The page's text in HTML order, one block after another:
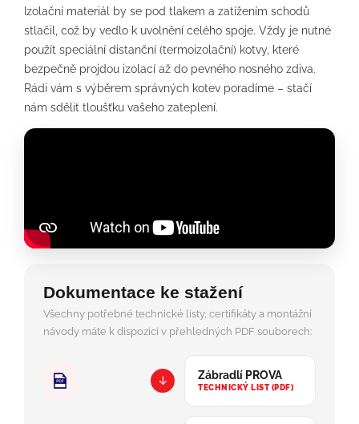
Izolační materiál by se pod tlakem a zatížením schodů
stlačil, což by vedlo k uvolnění celého spoje. Vždy je nutné
použít speciální distanční (termoizolační) kotvy, které
bezpečně projdou izolací až do pevného nosného zdiva.
Rádi vám s výběrem správných kotev poradíme – stačí
nám sdělit tloušťku vašeho zateplení.
Dokumentace ke stažení
Všechny potřebné technické listy, certifikáty a montážní
návody máte k dispozici v přehledných PDF souborech:
↓ Zábradlí PROVA
TECHNICKÝ LIST (PDF)